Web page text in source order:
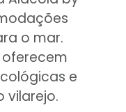
o mar.
oferecem
e
vilarejo.